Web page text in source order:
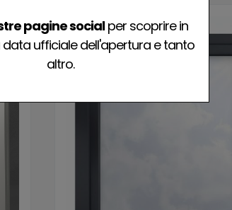
pagine socialper scoprire in
ufficiale dell'apertura e tanto
altro.